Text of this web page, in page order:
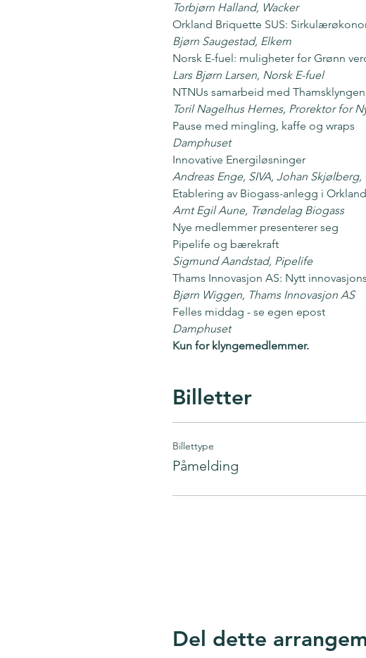
Torbjørn Halland, Wacker
Orkland Briquette SUS:
Bjørn Saugestad, Elkem
Norsk E-fuel: muligheter for Grønn
Lars Bjørn Larsen, Norsk E-fuel
NTNUs samarbeid med Thamsklyngen
Toril Nagelhus Hernes, Prorektor for
Pause med mingling, kaffe og wraps
Damphuset
Innovative Energiløsninger
Andreas Enge, SIVA, Johan
Etablering av Biogass-anlegg i Orkland
Arnt Egil Aune, Trøndelag Biogass
Nye medlemmer presenterer seg
Pipelife og bærekraft
Sigmund Aandstad, Pipelife
Thams Innovasjon AS: Nytt
Bjørn Wiggen, Thams Innovasjon AS
Felles middag - se egen epost
Damphuset
Kun for klyngemedlemmer.
Billetter
Billettype
Påmelding
Del dette